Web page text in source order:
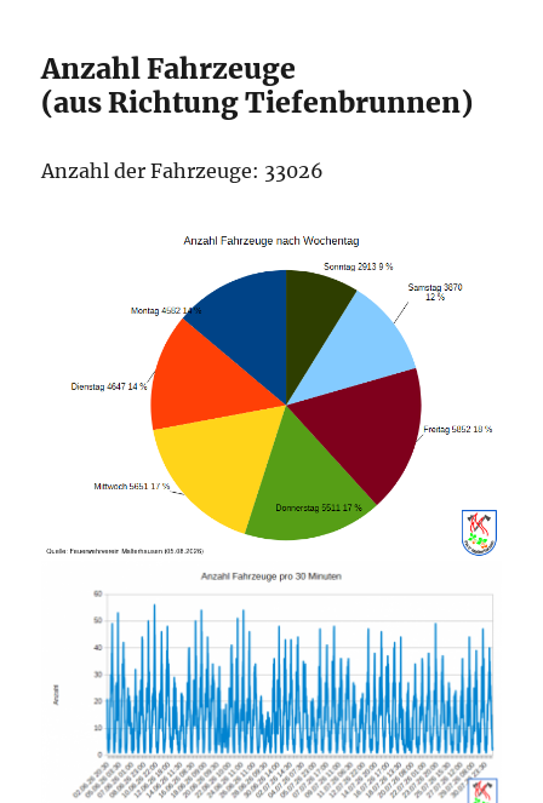
Anzahl Fahrzeuge
(aus Richtung Tiefenbrunnen)
Anzahl der Fahrzeuge: 33026